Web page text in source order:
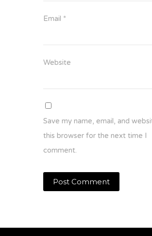
Email *
Website
Save my name, email, and
this browser for the next time I
comment.